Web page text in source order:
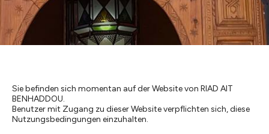
Sie befinden sich momentan auf der Website von RIAD AIT
BENHADDOU.
Benutzer mit Zugang zu dieser Website verpflichten sich, diese
Nutzungsbedingungen einzuhalten.